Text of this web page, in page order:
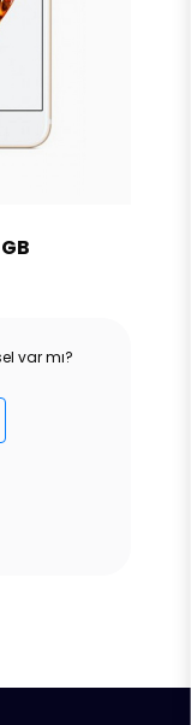
var mı?